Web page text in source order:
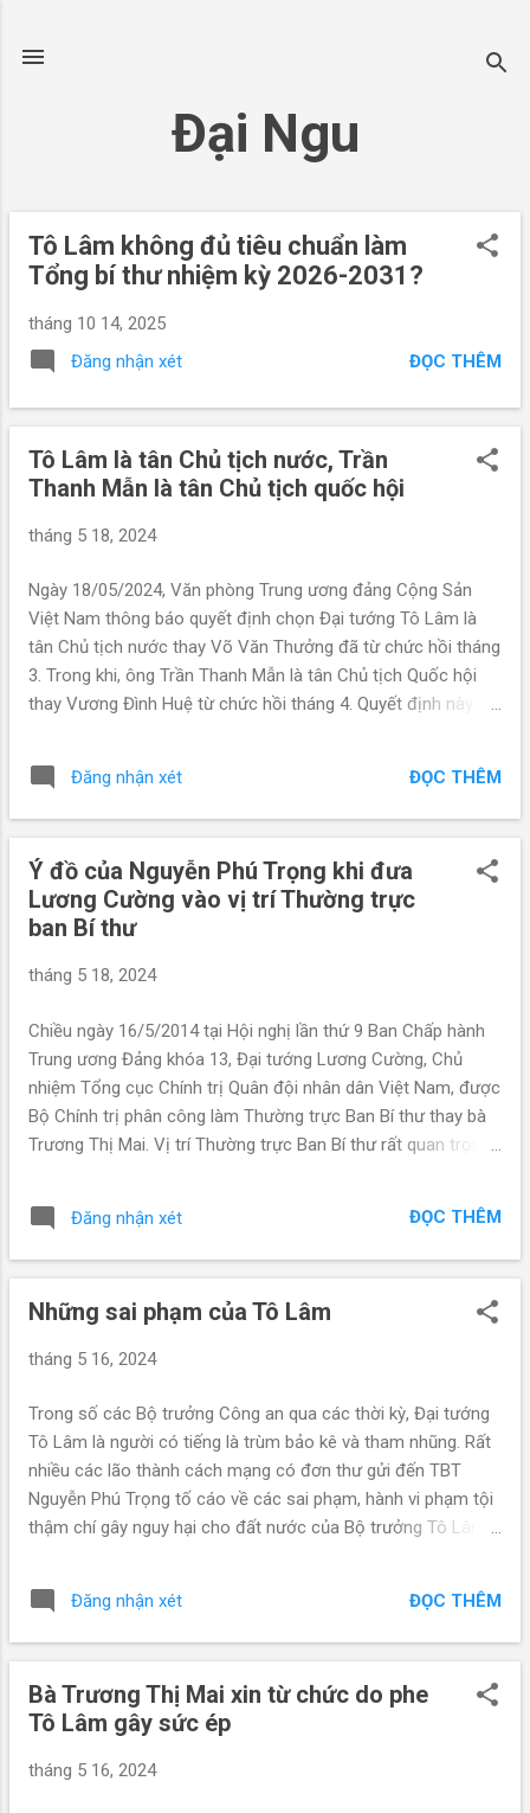
Đại Ngu
n
g
Tô Lâm không đủ tiêu chuẩn làm
Tổng bí thư nhiệm kỳ 2026-2031?
tháng 10 14, 2025
Đăng nhận xét
ĐỌC THÊM
Tô Lâm là tân Chủ tịch nước, Trần
Thanh Mẫn là tân Chủ tịch quốc hội
tháng 5 18, 2024
Ngày 18/05/2024, Văn phòng Trung ương đảng Cộng Sản
Việt Nam thông báo quyết định chọn Đại tướng Tô Lâm là
tân Chủ tịch nước thay Võ Văn Thưởng đã từ chức hồi tháng
3. Trong khi, ông Trần Thanh Mẫn là tân Chủ tịch Quốc hội
thay Vương Đình Huệ từ chức hồi tháng 4. Quyết định này
Thưởng và ông Huệ được cho là "ngã ngựa" do đòn tấn công
bất ngờ và có hệ thống của Bộ trưởng Công an Tô Lâm. Giới
phân tích cũng nhận định, ông Tô Lâm đang hướng tới chiếc
phiếu 475/475 đại biểu có mặt (100%) thông qua nghị quyết
bầu ông Trần Thanh Mẫn, Ủy viên Bộ Chính trị, Phó chủ tịch
Thường trực Quốc hội làm Chủ tịch Quốc hội nhiệm kỳ 2021-
nước và miễn nhiệm chức danh Bộ trưởng Công an với đại
tướng Tô Lâm. Với 472/473 đại biểu có mặt tán thành, Quốc
hội đã thông qua nghị quyết bầu ông Tô Lâm giữ chức vụ
Chủ tịch nước nhiệm kỳ 2...
Đăng nhận xét ĐỌC THÊM
Ý đồ của Nguyễn Phú Trọng khi đưa
Lương Cường vào vị trí Thường trực
ban Bí thư
tháng 5 18, 2024
Chiều ngày 16/5/2014 tại Hội nghị lần thứ 9 Ban Chấp hành
Trung ương Đảng khóa 13, Đại tướng Lương Cường, Chủ
nhiệm Tổng cục Chính trị Quân đội nhân dân Việt Nam, được
Bộ Chính trị phân công làm Thường trực Ban Bí thư thay bà
Trương Thị Mai. Vị trí Thường trực Ban Bí thư rất quan trọng,
Ban Bí thư trong những công việc sự vụ, và thay mặt Tổng Bí
thư khi cần. Với tình trạng sức khỏe hiện tại của ông Trọng,
thì vai trò của ông Lương Cường rất lớn. Quyền lực Ban Bí
Trung ương Đảng. Như vậy, khi ông Lương Cường về Ban Bí
Thượng tướng Nguyễn Trọng Nghĩa – Trưởng ban Tuyên giáo
Trung ương, và Đại tướng Lương Cường. Việc Tô Lâm cho
đánh gãy ghế của bà Trương Thị Mai, cho thấy ý đồ của ông
rất rõ – đó là, đánh cho Ban Bí thư tan tác, để hạ sức mạnh
của ông Tổng. Tuy nhiên, việc kéo ông Lương Cường vào vị
trí Thường trực Ban B...
Đăng nhận xét ĐỌC THÊM
Những sai phạm của Tô Lâm
tháng 5 16, 2024
Trong số các Bộ trưởng Công an qua các thời kỳ, Đại tướng
Tô Lâm là người có tiếng là trùm bảo kê và tham nhũng. Rất
nhiều các lão thành cách mạng có đơn thư gửi đến TBT
Nguyễn Phú Trọng tố cáo về các sai phạm, hành vi phạm tội
thậm chí gây nguy hại cho đất nước của Bộ trưởng Tô Lâm
chính trị. Chúng ta hãy cùng tìm hiểu xem Tô Lâm đã phạm
những tội lỗi gì và là con người gian hùng như thế nào? THỨ
NHẤT, vai trò của Đại tướng Tô Lâm trong vụ đánh bạc qua
bạc nghìn tỉ do Nguyễn Văn Dương (con rể của nguyên Bí thư
thành uỷ Hà Nội) cầm đầu xảy ra 02 năm dưới thời Tô Lâm
Nguyễn Văn Dương và ủng hộ Dương tổ chức đánh bạc qua
Đăng nhận xét ĐỌC THÊM
Bà Trương Thị Mai xin từ chức do phe
Tô Lâm gây sức ép
tháng 5 16, 2024